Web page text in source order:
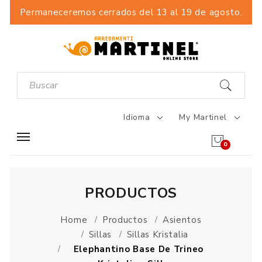
Permaneceremos cerrados del 13 al 19 de agosto.
Idioma My Martinel
0
PRODUCTOS
Home Productos
Asientos
Sillas
Sillas Kristalia
Elephantino Base De Trineo